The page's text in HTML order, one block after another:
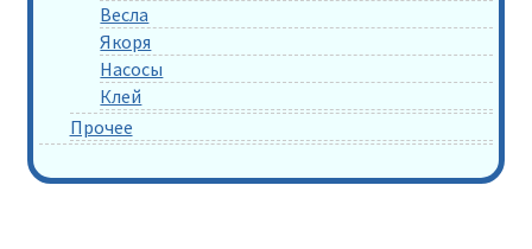
Весла
Якоря
Насосы
Клей
Прочее